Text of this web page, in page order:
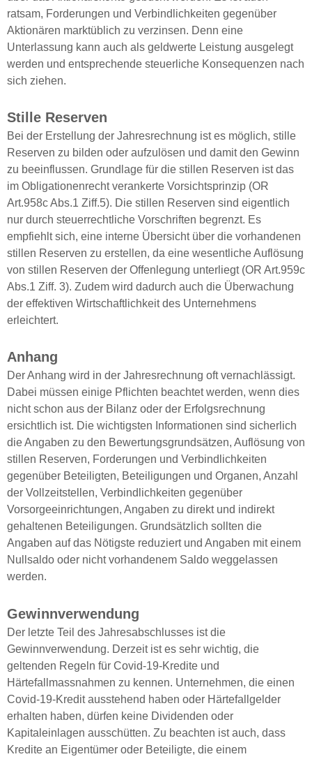
ratsam, Forderungen und Verbindlichkeiten gegenüber
Aktionären marktüblich zu verzinsen. Denn eine
Unterlassung kann auch als geldwerte Leistung ausgelegt
werden und entsprechende steuerliche Konsequenzen nach
sich ziehen.
Stille Reserven
Bei der Erstellung der Jahresrechnung ist es möglich, stille
Reserven zu bilden oder aufzulösen und damit den Gewinn
zu beeinflussen. Grundlage für die stillen Reserven ist das
im Obligationenrecht verankerte Vorsichtsprinzip (OR
Art.958c Abs.1 Ziff.5). Die stillen Reserven sind eigentlich
nur durch steuerrechtliche Vorschriften begrenzt. Es
empfiehlt sich, eine interne Übersicht über die vorhandenen
stillen Reserven zu erstellen, da eine wesentliche Auflösung
von stillen Reserven der Offenlegung unterliegt (OR Art.959c
Abs.1 Ziff. 3). Zudem wird dadurch auch die Überwachung
der effektiven Wirtschaftlichkeit des Unternehmens
erleichtert.
Anhang
Der Anhang wird in der Jahresrechnung oft vernachlässigt.
Dabei müssen einige Pflichten beachtet werden, wenn dies
nicht schon aus der Bilanz oder der Erfolgsrechnung
ersichtlich ist. Die wichtigsten Informationen sind sicherlich
die Angaben zu den Bewertungsgrundsätzen, Auflösung von
stillen Reserven, Forderungen und Verbindlichkeiten
gegenüber Beteiligten, Beteiligungen und Organen, Anzahl
der Vollzeitstellen, Verbindlichkeiten gegenüber
Vorsorgeeinrichtungen, Angaben zu direkt und indirekt
gehaltenen Beteiligungen. Grundsätzlich sollten die
Angaben auf das Nötigste reduziert und Angaben mit einem
Nullsaldo oder nicht vorhandenem Saldo weggelassen
werden.
Gewinnverwendung
Der letzte Teil des Jahresabschlusses ist die
Gewinnverwendung. Derzeit ist es sehr wichtig, die
geltenden Regeln für Covid-19-Kredite und
Härtefallmassnahmen zu kennen. Unternehmen, die einen
Covid-19-Kredit ausstehend haben oder Härtefallgelder
erhalten haben, dürfen keine Dividenden oder
Kapitaleinlagen ausschütten. Zu beachten ist auch, dass
Kredite an Eigentümer oder Beteiligte, die einem